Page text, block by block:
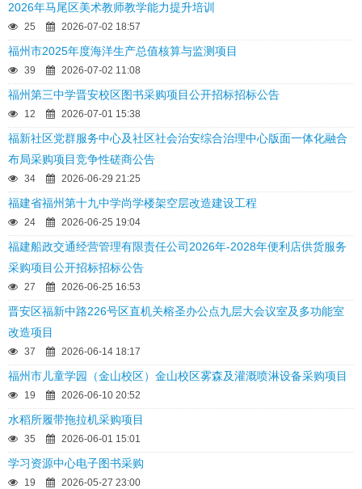
2026年马尾区美术教师教学能力提升培训
25 2026-07-02 18:57
福州市2025年度海洋生产总值核算与监测项目
39 2026-07-02 11:08
福州第三中学晋安校区图书采购项目公开招标招标公告
12 2026-07-01 15:38
福新社区党群服务中心及社区社会治安综合治理中心版面一体化融合
布局采购项目竞争性磋商公告
34 2026-06-29 21:25
福建省福州第十九中学尚学楼架空层改造建设工程
24 2026-06-25 19:04
福建船政交通经营管理有限责任公司2026年-2028年便利店供货服务
采购项目公开招标招标公告
27 2026-06-25 16:53
晋安区福新中路226号区直机关榕圣办公点九层大会议室及多功能室
改造项目
37 2026-06-14 18:17
福州市儿童学园（金山校区）金山校区雾森及灌溉喷淋设备采购项目
19 2026-06-10 20:52
水稻所履带拖拉机采购项目
35 2026-06-01 15:01
学习资源中心电子图书采购
19 2026-05-27 23:00